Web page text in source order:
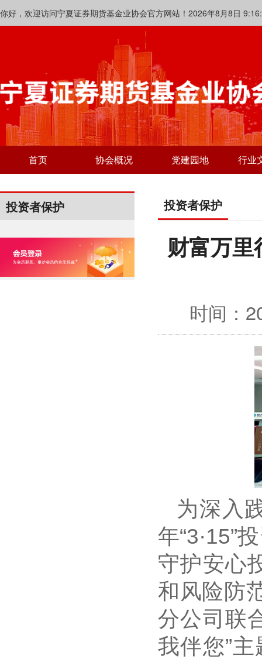
你好，欢迎访问宁夏证券期货基金业协会官方网站！2026年8月8日
首页 协会概况 党建园地 行业
投资者保护 投资者保护
财富万
时间：
为深入
年“3·15”
守护安心
和风险防
分公司联
我伴您”